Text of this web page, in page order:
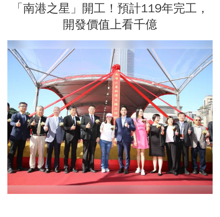
「南港之星」開工！預計119年完工，
開發價值上看千億